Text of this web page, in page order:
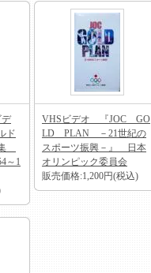
ド
～1
VHSビデオ 『JOC GO
LD PLAN －21世紀の
スポーツ振興－』 日本
オリンピック委員会
販売価格:1,200円(税込)